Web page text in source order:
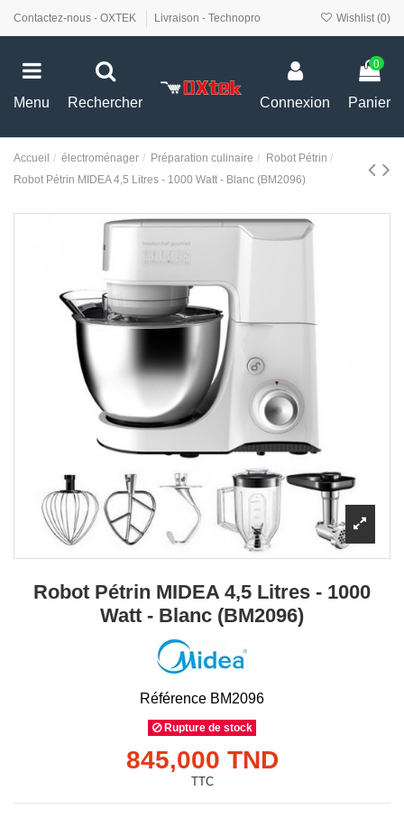
Contactez-nous - OXTEK Livraison - Technopro Wishlist (0)
Menu Rechercher Connexion
0
Panier
Accueil électroménager Préparation culinaire
Robot Pétrin
Robot Pétrin MIDEA 4,5 Litres - 1000 Watt - Blanc (BM2096)
Robot Pétrin MIDEA 4,5 Litres - 1000
Watt - Blanc (BM2096)
Référence BM2096
Rupture de stock
845,000 TND
TTC